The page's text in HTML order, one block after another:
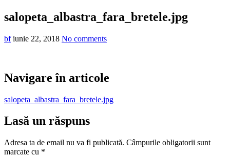
salopeta_albastra_fara_bretele.jpg
bf iunie 22, 2018 No comments
Navigare în articole
salopeta_albastra_fara_bretele.jpg
Lasă un răspuns
Adresa ta de email nu va fi publicată. Câmpurile obligatorii sunt
marcate cu *